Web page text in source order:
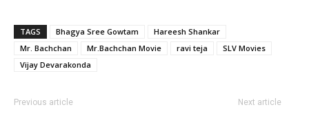
TAGS Bhagya Sree Gowtam
Hareesh Shankar
Mr. Bachchan
Mr.Bachchan Movie ravi teja
SLV Movies
Vijay Devarakonda
Previous article Next article